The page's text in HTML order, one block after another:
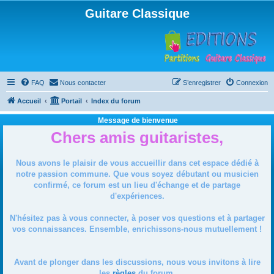
Guitare Classique
FAQ Nous contacter Connexion
S’enregistrer
Accueil Portail Index du forum
Message de bienvenue
Chers amis guitaristes,
Nous avons le plaisir de vous accueillir dans cet espace dédié à
notre passion commune. Que vous soyez débutant ou musicien
confirmé, ce forum est un lieu d'échange et de partage
d'expériences.
N'hésitez pas à vous connecter, à poser vos questions et à partager
vos connaissances. Ensemble, enrichissons-nous mutuellement !
Avant de plonger dans les discussions, nous vous invitons à lire